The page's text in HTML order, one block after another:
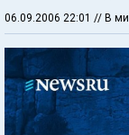
06.09.2006 22:01 // В